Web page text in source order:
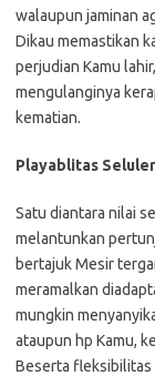
walaupun jaminan
Dikau memastikan
perjudian Kamu
mengulanginya
kematian.
Playablitas Seluler
Satu diantara nilai
melantunkan
bertajuk Mesir
meramalkan
mungkin
ataupun hp Kamu,
Beserta fleksibilitas